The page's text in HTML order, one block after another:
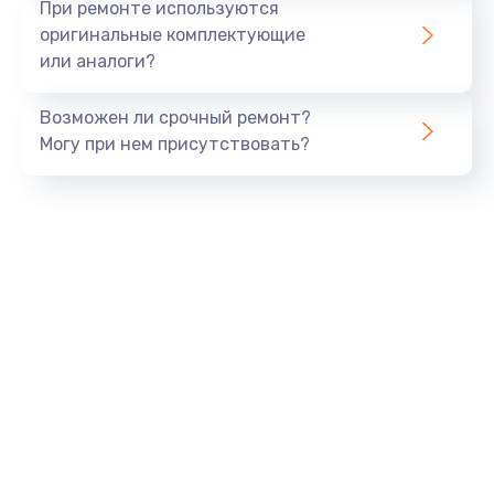
При ремонте используются
оригинальные комплектующие
или аналоги?
Возможен ли срочный ремонт?
Могу при нем присутствовать?